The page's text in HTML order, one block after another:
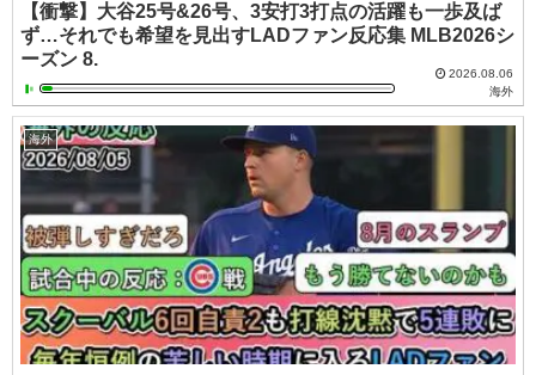
【衝撃】大谷25号&26号、3安打3打点の活躍も一歩及ば
ず…それでも希望を見出すLADファン反応集 MLB2026シ
ーズン 8.
2026.08.06
海外
海外